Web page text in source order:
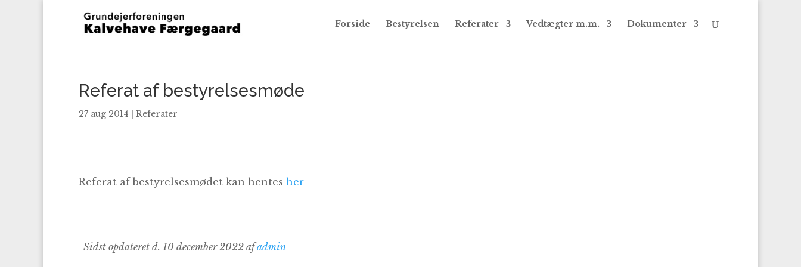
Forside Bestyrelsen Referater Vedtægter m.m. Dokumenter
Referat af bestyrelsesmøde
27 aug 2014 Referater
Referat af bestyrelsesmødet kan hentes her
Sidst opdateret d. 10 december 2022 afadmin